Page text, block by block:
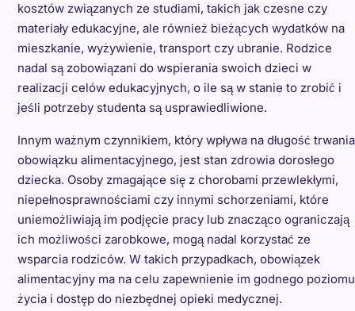
kosztów związanych ze studiami, takich jak czesne czy
materiały edukacyjne, ale również bieżących wydatków na
mieszkanie, wyżywienie, transport czy ubranie. Rodzice
nadal są zobowiązani do wspierania swoich dzieci w
realizacji celów edukacyjnych, o ile są w stanie to zrobić i
jeśli potrzeby studenta są usprawiedliwione.
Innym ważnym czynnikiem, który wpływa na długość trwania
obowiązku alimentacyjnego, jest stan zdrowia dorosłego
dziecka. Osoby zmagające się z chorobami przewlekłymi,
niepełnosprawnościami czy innymi schorzeniami, które
uniemożliwiają im podjęcie pracy lub znacząco ograniczają
ich możliwości zarobkowe, mogą nadal korzystać ze
wsparcia rodziców. W takich przypadkach, obowiązek
alimentacyjny ma na celu zapewnienie im godnego poziomu
życia i dostęp do niezbędnej opieki medycznej.